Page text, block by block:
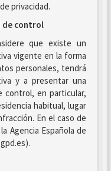
privacidad.
de control
que existe un
vigente en la forma
personales, tendrá
y a presentar una
control, en particular,
habitual, lugar
En el caso de
Agencia Española de